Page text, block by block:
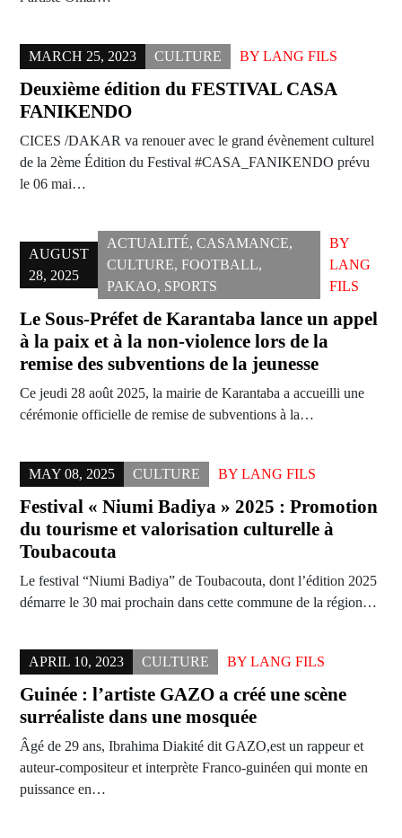
MARCH 25, 2023 CULTURE BY LANG FILS
Deuxième édition du FESTIVAL CASA
FANIKENDO
CICES /DAKAR va renouer avec le grand évènement culturel
de la 2ème Édition du Festival #CASA_FANIKENDO prévu
le 06 mai…
AUGUST
28, 2025
ACTUALITÉ, CASAMANCE,
CULTURE, FOOTBALL,
PAKAO, SPORTS
BY
LANG
FILS
Le Sous-Préfet de Karantaba lance un appel
à la paix et à la non-violence lors de la
remise des subventions de la jeunesse
Ce jeudi 28 août 2025, la mairie de Karantaba a accueilli une
cérémonie officielle de remise de subventions à la…
MAY 08, 2025 CULTURE BY LANG FILS
Festival « Niumi Badiya » 2025 : Promotion
du tourisme et valorisation culturelle à
Toubacouta
Le festival “Niumi Badiya” de Toubacouta, dont l’édition 2025
démarre le 30 mai prochain dans cette commune de la région…
APRIL 10, 2023 CULTURE BY LANG FILS
Guinée : l’artiste GAZO a créé une scène
surréaliste dans une mosquée
Âgé de 29 ans, Ibrahima Diakité dit GAZO,est un rappeur et
auteur-compositeur et interprète Franco-guinéen qui monte en
puissance en…